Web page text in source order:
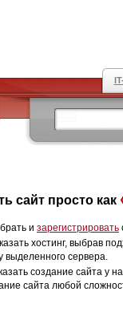
сайт просто как
и зарегистрировать
хостинг, выбрав
выделенного сервера.
создание сайта у
сайта любой